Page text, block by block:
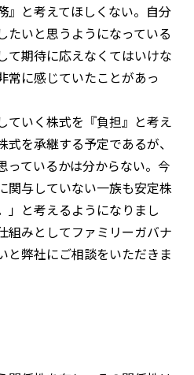
』と考えてほしくない。自分
たいと思うようになっている
て期待に応えなくてはいけな
常に感じていたことがあっ
ていく株式を『負担』と考え
を承継する予定であるが、
っているかは分からない。今
関与していない一族も安定株
」と考えるようになりまし
組みとしてファミリーガバナ
と弊社にご相談をいただきま